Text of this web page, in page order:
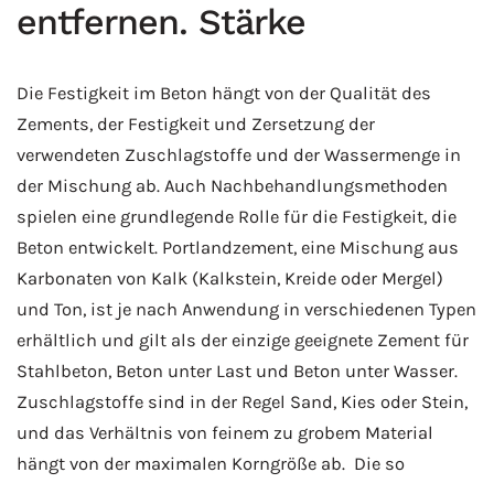
entfernen. Stärke
Die Festigkeit im Beton hängt von der Qualität des
Zements, der Festigkeit und Zersetzung der
verwendeten Zuschlagstoffe und der Wassermenge in
der Mischung ab. Auch Nachbehandlungsmethoden
spielen eine grundlegende Rolle für die Festigkeit, die
Beton entwickelt. Portlandzement, eine Mischung aus
Karbonaten von Kalk (Kalkstein, Kreide oder Mergel)
und Ton, ist je nach Anwendung in verschiedenen Typen
erhältlich und gilt als der einzige geeignete Zement für
Stahlbeton, Beton unter Last und Beton unter Wasser.
Zuschlagstoffe sind in der Regel Sand, Kies oder Stein,
und das Verhältnis von feinem zu grobem Material
hängt von der maximalen Korngröße ab. Die so